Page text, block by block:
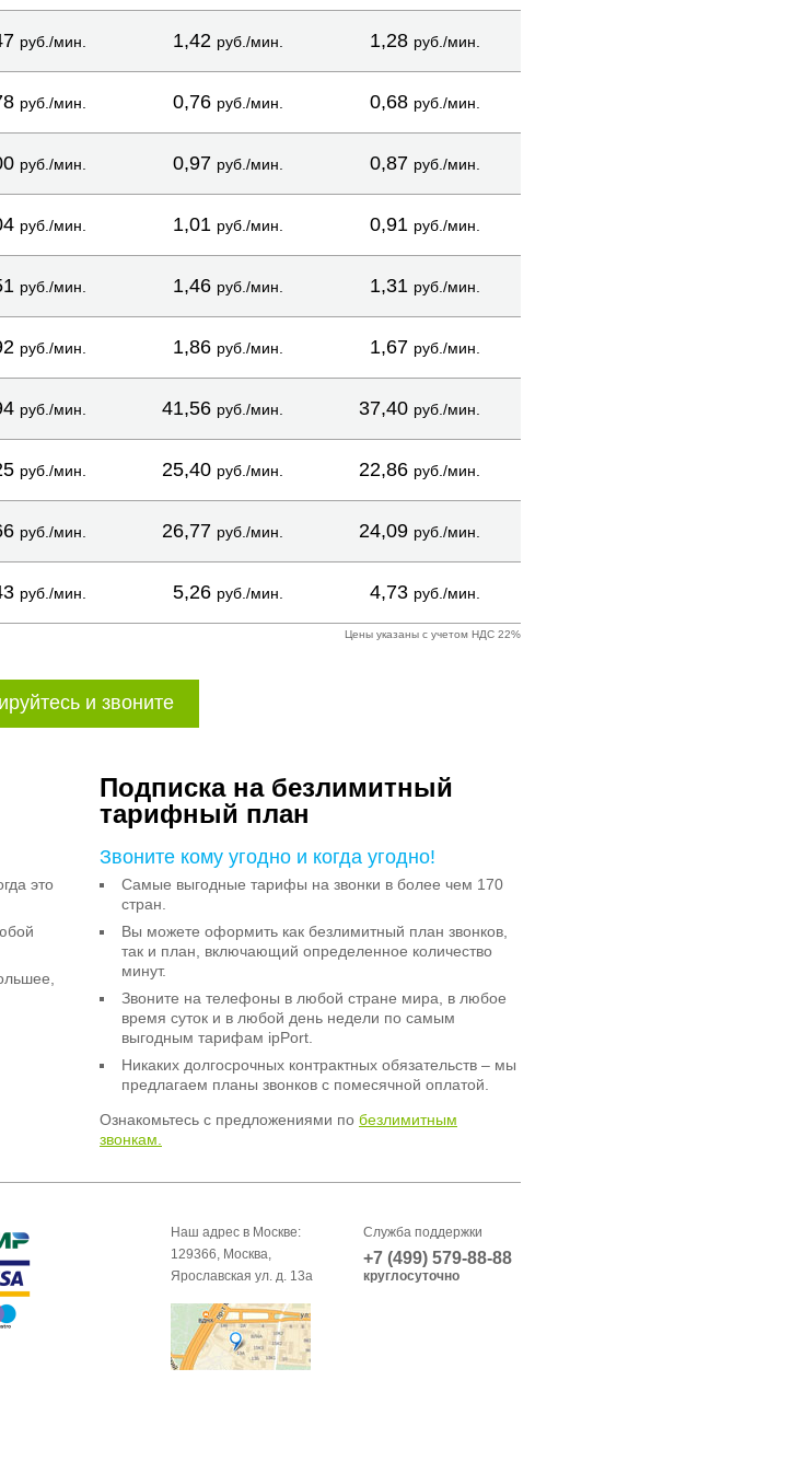
руб./мин. 1,42 руб./мин. 1,28 руб./мин.
руб./мин. 0,76 руб./мин. 0,68 руб./мин.
руб./мин. 0,97 руб./мин. 0,87 руб./мин.
руб./мин. 1,01 руб./мин. 0,91 руб./мин.
руб./мин. 1,46 руб./мин. 1,31 руб./мин.
руб./мин. 1,86 руб./мин. 1,67 руб./мин.
руб./мин. 41,56 руб./мин. 37,40 руб./мин.
руб./мин. 25,40 руб./мин. 22,86 руб./мин.
руб./мин. 26,77 руб./мин. 24,09 руб./мин.
руб./мин. 5,26 руб./мин. 4,73 руб./мин.
Цены указаны с учетом НДС 22%
и звоните
это
Подписка на безлимитный
тарифный план
Звоните кому угодно и когда угодно!
Самые выгодные тарифы на звонки в более чем 170
стран.
Вы можете оформить как безлимитный план звонков,
так и план, включающий определенное количество
минут.
Звоните на телефоны в любой стране мира, в любое
время суток и в любой день недели по самым
выгодным тарифам ipPort.
Никаких долгосрочных контрактных обязательств – мы
предлагаем планы звонков с помесячной оплатой.
Ознакомьтесь с предложениями по безлимитным
звонкам.
Наш адрес в Москве:
129366, Москва,
Ярославская ул. д. 13а
Служба поддержки
+7 (499) 579-88-88
круглосуточно